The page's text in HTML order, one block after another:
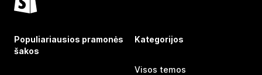
Populiariausios pramonės
šakos
Kategorijos
Visos temos